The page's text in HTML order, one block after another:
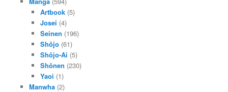
Artbook (5)
Josei (4)
Seinen (196)
Shôjo (61)
Shôjo-Ai (5)
Shônen (230)
Yaoi (1)
Manwha(2)